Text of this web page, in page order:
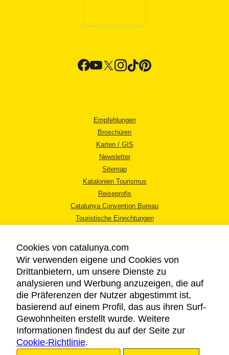
Empfehlungen
Broschüren
Karten / GIS
Newsletter
Sitemap
Katalonien Tourismus
Reiseprofis
Catalunya Convention Bureau
Touristische Einrichtungen
RECHTLICHER HINWEIS
DATENSCHUTZICHTLINIE
COOKIES
BARRIEREFREIHEIT
Cookies von catalunya.com
Wir verwenden eigene und Cookies von
Drittanbietern, um unsere Dienste zu
analysieren und Werbung anzuzeigen, die auf
die Präferenzen der Nutzer abgestimmt ist,
basierend auf einem Profil, das aus ihren Surf-
Gewohnheiten erstellt wurde. Weitere
Informationen findest du auf der Seite zur
Cookie-Richtlinie.